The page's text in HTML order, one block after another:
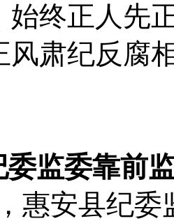
始终正人先
风肃纪反腐
监委靠前
惠安县纪